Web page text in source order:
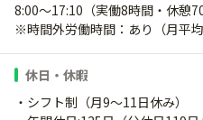
8:00～17:10（実働8時間・休憩70
※時間外労働時間：あり（月平均
休日・休暇
・シフト制（月9～11日休み）